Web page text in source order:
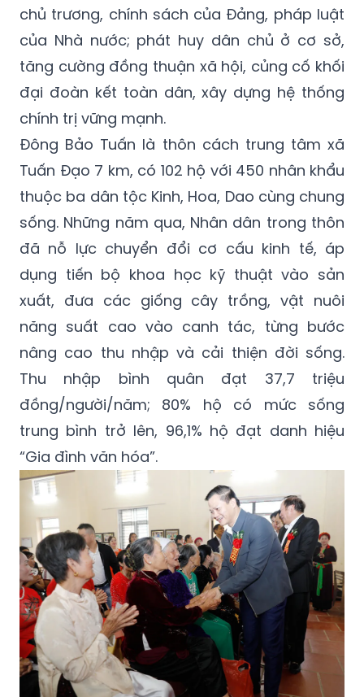
chủ trương, chính sách của Đảng, pháp luật
của Nhà nước; phát huy dân chủ ở cơ sở,
tăng cường đồng thuận xã hội, củng cố khối
đại đoàn kết toàn dân, xây dựng hệ thống
chính trị vững mạnh.
Đông Bảo Tuấn là thôn cách trung tâm xã
Tuấn Đạo 7 km, có 102 hộ với 450 nhân khẩu
thuộc ba dân tộc Kinh, Hoa, Dao cùng chung
sống. Những năm qua, Nhân dân trong thôn
đã nỗ lực chuyển đổi cơ cấu kinh tế, áp
dụng tiến bộ khoa học kỹ thuật vào sản
xuất, đưa các giống cây trồng, vật nuôi
năng suất cao vào canh tác, từng bước
nâng cao thu nhập và cải thiện đời sống.
Thu nhập bình quân đạt 37,7 triệu
đồng/người/năm; 80% hộ có mức sống
trung bình trở lên, 96,1% hộ đạt danh hiệu
“Gia đình văn hóa”.